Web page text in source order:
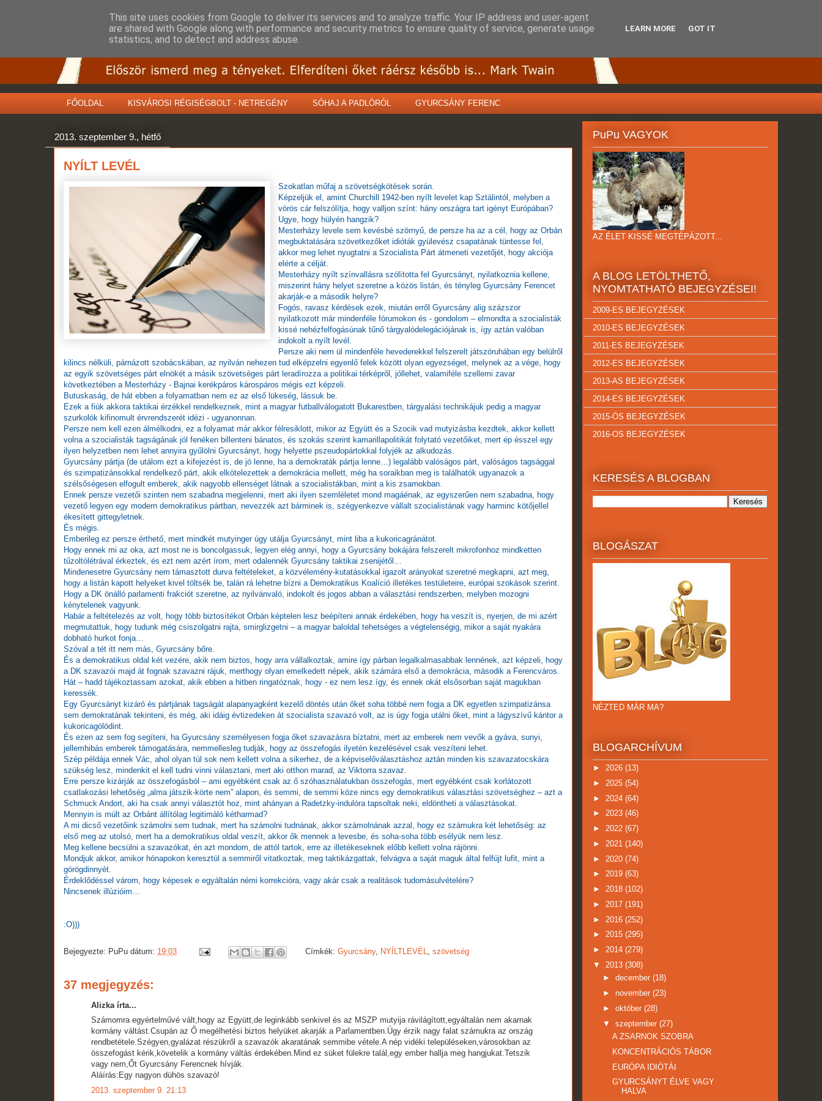
FŐOLDAL KISVÁROSI RÉGISÉGBOLT - NETREGÉNY SÓHAJ A PADLÓRÓL GYURCSÁNY FERENC
2013. szeptember 9., hétfő
NYÍLT LEVÉL
Szokatlan műfaj a szövetségkötések során.
Képzeljük el, amint Churchill 1942-ben nyílt levelet kap Sztálintól, melyben a
vörös cár felszólítja, hogy valljon színt: hány országra tart igényt Európában?
Ugye, hogy hülyén hangzik?
Mesterházy levele sem kevésbé szörnyű, de persze ha az a cél, hogy az Orbán
megbuktatására szövetkezőket idióták gyülevész csapatának tüntesse fel,
akkor meg lehet nyugtatni a Szocialista Párt átmeneti vezetőjét, hogy akciója
elérte a célját.
Mesterházy nyílt színvallásra szólította fel Gyurcsányt, nyilatkoznia kellene,
miszerint hány helyet szeretne a közös listán, és tényleg Gyurcsány Ferencet
akarják-e a második helyre?
Fogós, ravasz kérdések ezek, miután erről Gyurcsány alig százszor
nyilatkozott már mindenféle fórumokon és - gondolom – elmondta a szocialisták
kissé nehézfelfogásúnak tűnő tárgyalódelegációjának is, így aztán valóban
indokolt a nyílt levél.
Persze aki nem ül mindenféle hevederekkel felszerelt játszóruhában egy belülről
kilincs nélküli, párnázott szobácskában, az nyilván nehezen tud elképzelni egyenlő felek között olyan egyezséget, melynek az a vége, hogy
az egyik szövetséges párt elnökét a másik szövetséges párt leradírozza a politikai térképről, jóllehet, valamiféle szellemi zavar
következtében a Mesterházy - Bajnai kerékpáros károspáros mégis ezt képzeli.
Butuskaság, de hát ebben a folyamatban nem ez az első lükeség, lássuk be.
Ezek a fiúk akkora taktikai érzékkel rendelkeznek, mint a magyar futballválogatott Bukarestben, tárgyalási technikájuk pedig a magyar
szurkolók kifinomult érvrendszerét idézi - ugyanonnan.
Persze nem kell ezen álmélkodni, ez a folyamat már akkor félresiklott, mikor az Együtt és a Szocik vad mutyizásba kezdtek, akkor kellett
volna a szocialisták tagságának jól fenéken billenteni bánatos, és szokás szerint kamarillapolitikát folytató vezetőiket, mert ép ésszel egy
ilyen helyzetben nem lehet annyira gyűlölni Gyurcsányt, hogy helyette pszeudopártokkal folyjék az alkudozás.
Gyurcsány pártja (de utálom ezt a kifejezést is, de jó lenne, ha a demokraták pártja lenne…) legalább valóságos párt, valóságos tagsággal
és szimpatizánsokkal rendelkező párt, akik elkötelezettek a demokrácia mellett, még ha soraikban meg is találhatók ugyanazok a
szélsőségesen elfogult emberek, akik nagyobb ellenséget látnak a szocialistákban, mint a kis zsarnokban.
Ennek persze vezetői szinten nem szabadna megjelenni, mert aki ilyen szemléletet mond magáénak, az egyszerűen nem szabadna, hogy
vezető legyen egy modern demokratikus pártban, nevezzék azt bárminek is, szégyenkezve vállalt szocialistának vagy harminc kötőjellel
ékesített gittegyletnek.
És mégis.
Emberileg ez persze érthető, mert mindkét mutyinger úgy utálja Gyurcsányt, mint liba a kukoricagránátot.
Hogy ennek mi az oka, azt most ne is boncolgassuk, legyen elég annyi, hogy a Gyurcsány bokájára felszerelt mikrofonhoz mindketten
tűzoltólétrával érkeztek, és ezt nem azért írom, mert odalennék Gyurcsány taktikai zsenijétől…
Mindenesetre Gyurcsány nem támasztott durva feltételeket, a közvélemény-kutatásokkal igazolt arányokat szeretné megkapni, azt meg,
hogy a listán kapott helyeket kivel töltsék be, talán rá lehetne bízni a Demokratikus Koalíció illetékes testületeire, európai szokások szerint.
Hogy a DK önálló parlamenti frakciót szeretne, az nyilvánvaló, indokolt és jogos abban a választási rendszerben, melyben mozogni
kénytelenek vagyunk.
Habár a feltételezés az volt, hogy több biztosítékot Orbán képtelen lesz beépíteni annak érdekében, hogy ha veszít is, nyerjen, de mi azért
megmutattuk, hogy tudunk még csiszolgatni rajta, smirglizgetni – a magyar baloldal tehetséges a végtelenségig, mikor a saját nyakára
dobható hurkot fonja…
Szóval a tét itt nem más, Gyurcsány bőre.
És a demokratikus oldal két vezére, akik nem biztos, hogy arra vállalkoztak, amire így párban legalkalmasabbak lennének, azt képzeli, hogy
a DK szavazói majd át fognak szavazni rájuk, merthogy olyan emelkedett népek, akik számára első a demokrácia, második a Ferencváros.
Hát – hadd tájékoztassam azokat, akik ebben a hitben ringatóznak, hogy - ez nem lesz így, és ennek okát elsősorban saját magukban
keressék.
Egy Gyurcsányt kizáró és pártjának tagságát alapanyagként kezelő döntés után őket soha többé nem fogja a DK egyetlen szimpatizánsa
sem demokratának tekinteni, és még, aki idáig évtizedeken át szocialista szavazó volt, az is úgy fogja utálni őket, mint a lágyszívű kántor a
kukoricagölödint.
És ezen az sem fog segíteni, ha Gyurcsány személyesen fogja őket szavazásra bíztatni, mert az emberek nem vevők a gyáva, sunyi,
jellemhibás emberek támogatására, nemmellesleg tudják, hogy az összefogás ilyetén kezelésével csak veszíteni lehet.
Szép példája ennek Vác, ahol olyan túl sok nem kellett volna a sikerhez, de a képviselőválasztáshoz aztán minden kis szavazatocskára
szükség lesz, mindenkit el kell tudni vinni választani, mert aki otthon marad, az Viktorra szavaz.
Erre persze kizárják az összefogásból – ami egyébként csak az ő szóhasználatukban összefogás, mert egyébként csak korlátozott
csatlakozási lehetőség „alma játszik-körte nem” alapon, és semmi, de semmi köze nincs egy demokratikus választási szövetséghez – azt a
Schmuck Andort, aki ha csak annyi választót hoz, mint ahányan a Radetzky-indulóra tapsoltak neki, eldöntheti a választásokat.
Mennyin is múlt az Orbánt állítólag legitimáló kétharmad?
A mi dicső vezetőink számolni sem tudnak, mert ha számolni tudnának, akkor számolnának azzal, hogy ez számukra két lehetőség: az
első meg az utolsó, mert ha a demokratikus oldal veszít, akkor ők mennek a levesbe, és soha-soha több esélyük nem lesz.
Meg kellene becsülni a szavazókat, én azt mondom, de attól tartok, erre az illetékeseknek előbb kellett volna rájönni.
Mondjuk akkor, amikor hónapokon keresztül a semmiről vitatkoztak, meg taktikázgattak, felvágva a saját maguk által felfújt lufit, mint a
görögdinnyét.
Érdeklődéssel várom, hogy képesek e egyáltalán némi korrekcióra, vagy akár csak a realitások tudomásulvételére?
Nincsenek illúzióim…
:O)))
Bejegyezte: PuPu dátum: 19:03 Címkék: Gyurcsány, NYÍLTLEVÉL szövetség
37 megjegyzés:
Alizka írta...
Számomra egyértelművé vált,hogy az Együtt,de leginkább senkivel és az MSZP mutyija rávilágított,egyáltalán nem akarnak
kormány váltást.Csupán az Ő megélhetési biztos helyüket akarják a Parlamentben.Úgy érzik nagy falat számukra az ország
rendbetétele.Szégyen,gyalázat részükről a szavazók akaratának semmibe vétele.A nép vidéki településeken,városokban az
összefogást kérik,követelik a kormány váltás érdekében.Mind ez süket fülekre talál,egy ember hallja meg hangjukat.Tetszik
vagy nem,Őt Gyurcsány Ferencnek hívják.
Aláírás:Egy nagyon dühös szavazó!
2013. szeptember 9. 21:13
PuPu VAGYOK
AZ ÉLET KISSÉ MEGTÉPÁZOTT...
A BLOG LETÖLTHETŐ,
NYOMTATHATÓ BEJEGYZÉSEI!
2009-ES BEJEGYZÉSEK
2010-ES BEJEGYZÉSEK
2011-ES BEJEGYZÉSEK
2012-ES BEJEGYZÉSEK
2013-AS BEJEGYZÉSEK
2014-ES BEJEGYZÉSEK
2015-ÖS BEJEGYZÉSEK
2016-OS BEJEGYZÉSEK
KERESÉS A BLOGBAN
BLOGÁSZAT
NÉZTED MÁR MA?
BLOGARCHÍVUM
► 2026 (13)
► 2025 (54)
► 2024 (64)
► 2023 (46)
► 2022 (67)
► 2021 (140)
► 2020 (74)
► 2019 (63)
► 2018 (102)
► 2017 (191)
► 2016 (252)
► 2015 (295)
► 2014 (279)
▼ 2013 (308)
► december (18)
► november (23)
► október (28)
▼ szeptember (27)
A ZSARNOK SZOBRA
KONCENTRÁCIÓS TÁBOR
EURÓPA IDIÓTÁI
GYURCSÁNYT ÉLVE VAGY
HALVA
This site uses cookies from Google to deliver its services and to analyze traffic. Your IP address and user-agent
are shared with Google along with performance and security metrics to ensure quality of service, generate usage
statistics, and to detect and address abuse.
LEARN MORE GOT IT